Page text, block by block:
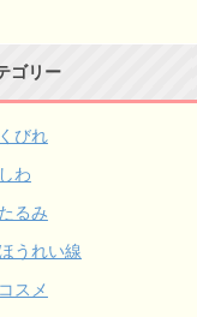
ゴリー
びれ
わ
るみ
うれい線
スメ